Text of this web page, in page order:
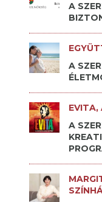
A
A
EVITA,
A